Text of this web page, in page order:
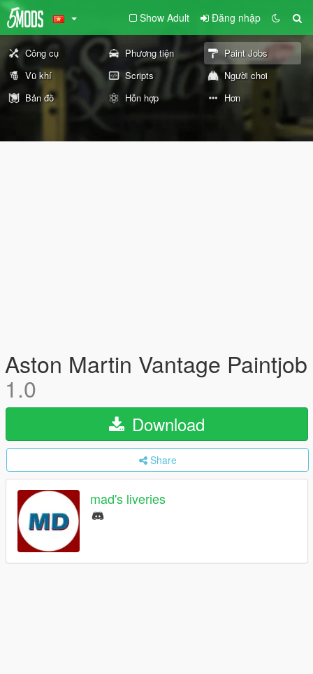
Show Adult Đăng nhập
Công cụ Phương tiện
Paint Jobs
Vũ khí
Scripts
Người chơi
Bản đồ
Hỗn hợp Hơn
Aston Martin Vantage Paintjob
1.0
Download
Share
mad's liveries